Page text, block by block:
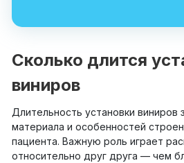
Сколько длится
виниров
Длительность установки виниров
материала и особенностей
пациента. Важную роль играет
относительно друг друга — чем